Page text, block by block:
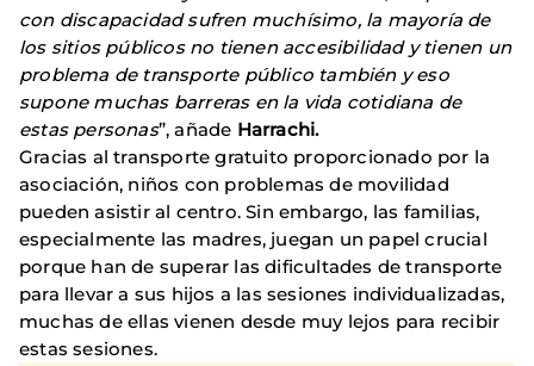
con discapacidad sufren muchísimo, la mayoría de
los sitios públicos no tienen accesibilidad y tienen un
problema de transporte público también y eso
supone muchas barreras en la vida cotidiana de
estas personas”, añade Harrachi.
Gracias al transporte gratuito proporcionado por la
asociación, niños con problemas de movilidad
pueden asistir al centro. Sin embargo, las familias,
especialmente las madres, juegan un papel crucial
porque han de superar las dificultades de transporte
para llevar a sus hijos a las sesiones individualizadas,
muchas de ellas vienen desde muy lejos para recibir
estas sesiones.